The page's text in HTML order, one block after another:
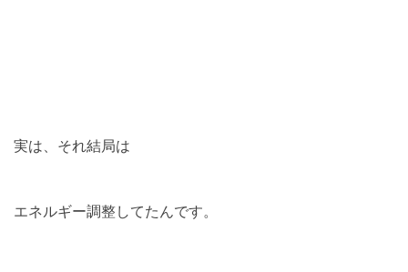
実は、それ結局は
エネルギー調整してたんです。